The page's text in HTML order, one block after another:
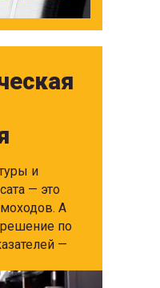
и
— это
А
по
—